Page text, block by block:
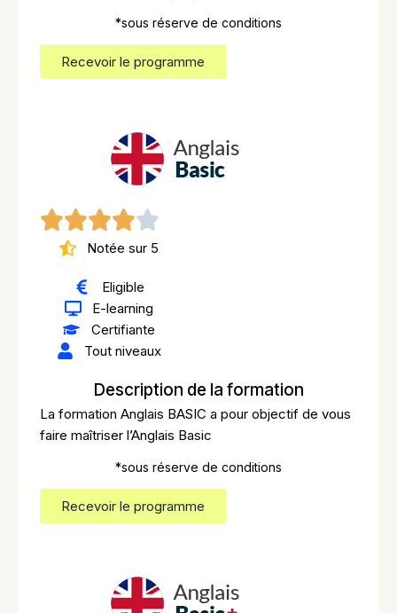
*sous réserve de conditions
Recevoir le programme
Notée sur 5
Eligible
E-learning
Certifiante
Tout niveaux
Description de la formation
La formation Anglais BASIC a pour objectif de vous
faire maîtriser l’Anglais Basic
*sous réserve de conditions
Recevoir le programme